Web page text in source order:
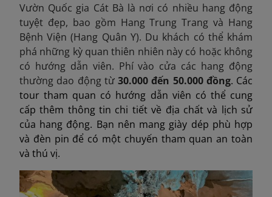
Vườn Quốc gia Cát Bà là nơi có nhiều hang động
tuyệt đẹp, bao gồm Hang Trung Trang và Hang
Bệnh Viện (Hang Quân Y). Du khách có thể khám
phá những kỳ quan thiên nhiên này có hoặc không
có hướng dẫn viên. Phí vào cửa các hang động
thường dao động từ 30.000 đến 50.000 đồng. Các
tour tham quan có hướng dẫn viên có thể cung
cấp thêm thông tin chi tiết về địa chất và lịch sử
của hang động. Bạn nên mang giày dép phù hợp
và đèn pin để có một chuyến tham quan an toàn
và thú vị.